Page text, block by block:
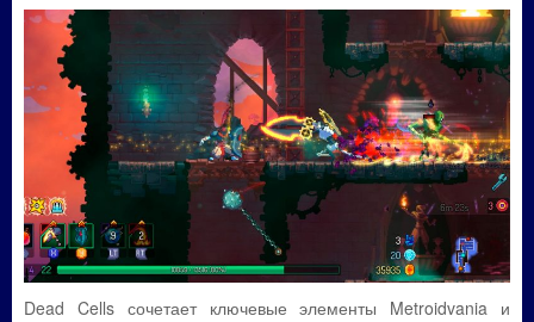
Dead Cells сочетает ключевые элементы Metroidvania и